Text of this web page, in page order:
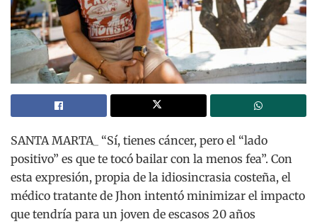
SANTA MARTA_ “Sí, tienes cáncer, pero el “lado
positivo” es que te tocó bailar con la menos fea”. Con
esta expresión, propia de la idiosincrasia costeña, el
médico tratante de Jhon intentó minimizar el impacto
que tendría para un joven de escasos 20 años